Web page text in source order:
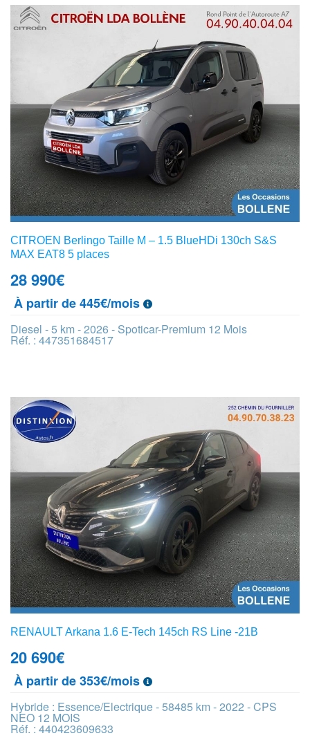
CITROEN Berlingo Taille M – 1.5 BlueHDi 130ch S&S
MAX EAT8 5 places
28 990€
À partir de 445€/mois
Diesel - 5 km - 2026 - Spoticar-Premium 12 Mois
Réf. : 447351684517
RENAULT Arkana 1.6 E-Tech 145ch RS Line -21B
20 690€
À partir de 353€/mois
Hybride : Essence/Electrique - 58485 km - 2022 - CPS
NEO 12 MOIS
Réf. : 440423609633